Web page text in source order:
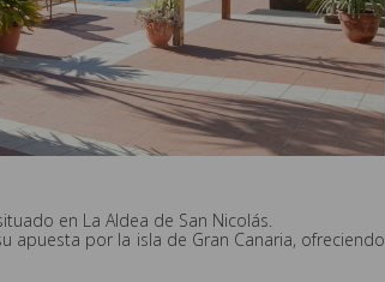
en La Aldea de San Nicolás.
apuesta por la isla de Gran Canaria, ofreciendo